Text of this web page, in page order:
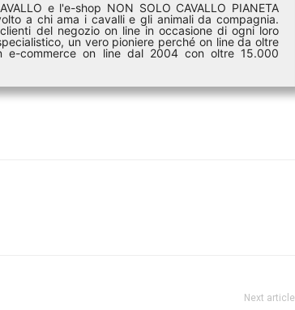
e l'e-shop NON SOLO CAVALLO PIANETA
a chi ama i cavalli e gli animali da compagnia.
del negozio on line in occasione di ogni loro
un vero pioniere perché on line da oltre
e-commerce on line dal 2004 con oltre 15.000
Next article